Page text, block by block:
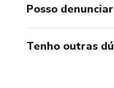
Posso
Tenho outras